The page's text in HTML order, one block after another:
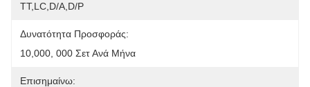
ΤΤ,LC,D/A,D/P
Δυνατότητα Προσφοράς:
10,000, 000 Σετ Ανά Μήνα
Επισημαίνω: